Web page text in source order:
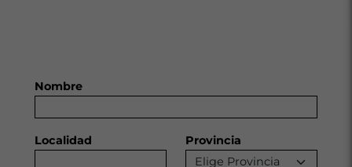
Nombre
Localidad Provincia